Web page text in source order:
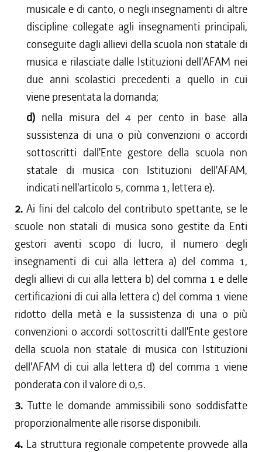
musicale e di canto, o negli insegnamenti di altre
discipline collegate agli insegnamenti principali,
conseguite dagli allievi della scuola non statale di
musica e rilasciate dalle Istituzioni dell'AFAM nei
due anni scolastici precedenti a quello in cui
viene presentata la domanda;
d) nella misura del 4 per cento in base alla
sussistenza di una o più convenzioni o accordi
sottoscritti dall'Ente gestore della scuola non
statale di musica con Istituzioni dell'AFAM,
indicati nell'articolo 5, comma 1, lettera e).
2. Ai fini del calcolo del contributo spettante, se le
scuole non statali di musica sono gestite da Enti
gestori aventi scopo di lucro, il numero degli
insegnamenti di cui alla lettera a) del comma 1,
degli allievi di cui alla lettera b) del comma 1 e delle
certificazioni di cui alla lettera c) del comma 1 viene
ridotto della metà e la sussistenza di una o più
convenzioni o accordi sottoscritti dall'Ente gestore
della scuola non statale di musica con Istituzioni
dell'AFAM di cui alla lettera d) del comma 1 viene
ponderata con il valore di 0,5.
3. Tutte le domande ammissibili sono soddisfatte
proporzionalmente alle risorse disponibili.
4. La struttura regionale competente provvede alla